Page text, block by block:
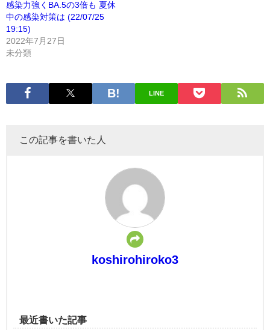
感染力強くBA.5の3倍も 夏休
中の感染対策は (22/07/25
19:15)
2022年7月27日
未分類
LINE
この記事を書いた人
koshirohiroko3
最近書いた記事